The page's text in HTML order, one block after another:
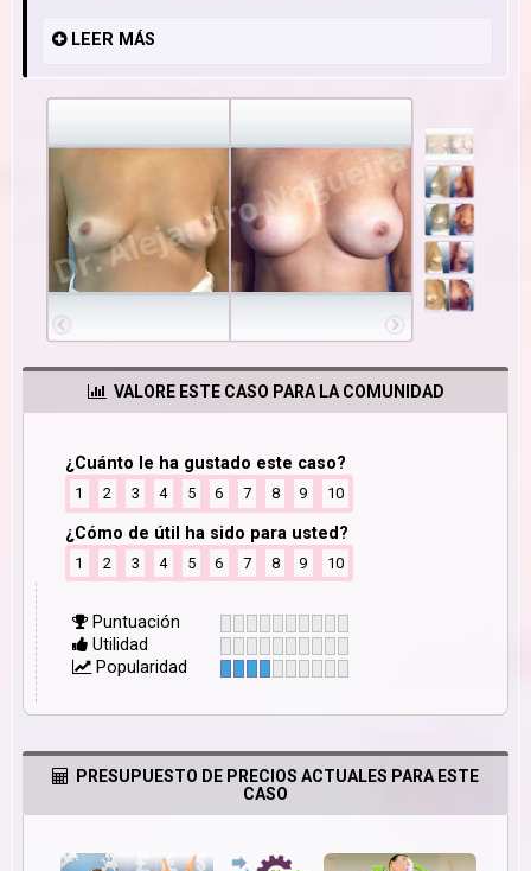
LEER MÁS
VALORE ESTE CASO PARA LA COMUNIDAD
¿Cuánto le ha gustado este caso?
1 2 3 4 5 6 7 8 9 10
¿Cómo de útil ha sido para usted?
1 2 3 4 5 6 7 8 9 10
Puntuación
Utilidad
Popularidad
PRESUPUESTO DE PRECIOS ACTUALES PARA ESTE
CASO